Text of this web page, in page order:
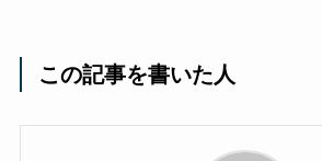
この記事を書いた人